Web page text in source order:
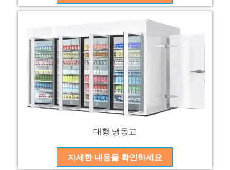
대형 냉동고
자세한 내용을 확인하세요